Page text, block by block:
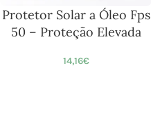
Protetor Solar a Óleo Fps
50 – Proteção Elevada
14,16€